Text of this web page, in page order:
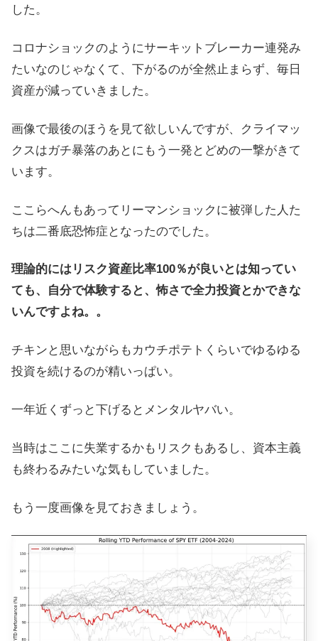
した。
コロナショックのようにサーキットブレーカー連発み
たいなのじゃなくて、下がるのが全然止まらず、毎日
資産が減っていきました。
画像で最後のほうを見て欲しいんですが、クライマッ
クスはガチ暴落のあとにもう一発とどめの一撃がきて
います。
ここらへんもあってリーマンショックに被弾した人た
ちは二番底恐怖症となったのでした。
理論的にはリスク資産比率100％が良いとは知ってい
ても、自分で体験すると、怖さで全力投資とかできな
いんですよね。。
チキンと思いながらもカウチポテトくらいでゆるゆる
投資を続けるのが精いっぱい。
一年近くずっと下げるとメンタルヤバい。
当時はここに失業するかもリスクもあるし、資本主義
も終わるみたいな気もしていました。
もう一度画像を見ておきましょう。